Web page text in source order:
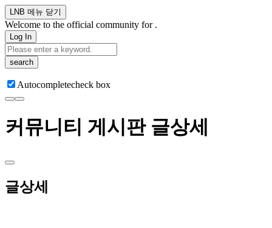
LNB 메뉴 닫기
Welcome to the official community for .
Log In
search
Autocompletecheck box
커뮤니티 게시판 글상세
글상세